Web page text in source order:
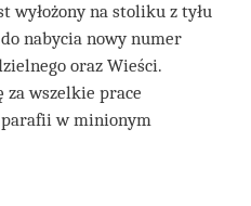
wyłożony na stoliku z tyłu
do nabycia nowy numer
oraz Wieści.
za wszelkie prace
parafii w minionym